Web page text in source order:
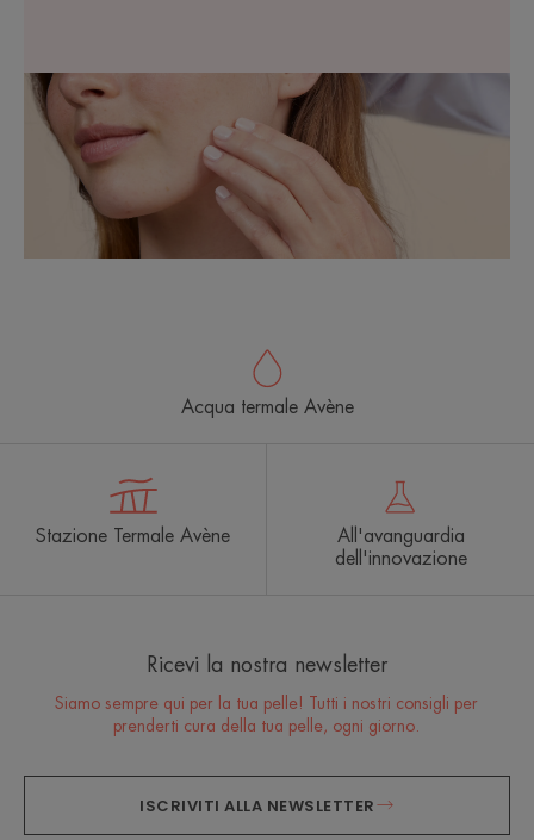
Acqua termale Avène
Stazione Termale Avène
All'avanguardia
dell'innovazione
Ricevi la nostra newsletter
Siamo sempre qui per la tua pelle! Tutti i nostri consigli per
prenderti cura della tua pelle, ogni giorno.
ISCRIVITI ALLA NEWSLETTER